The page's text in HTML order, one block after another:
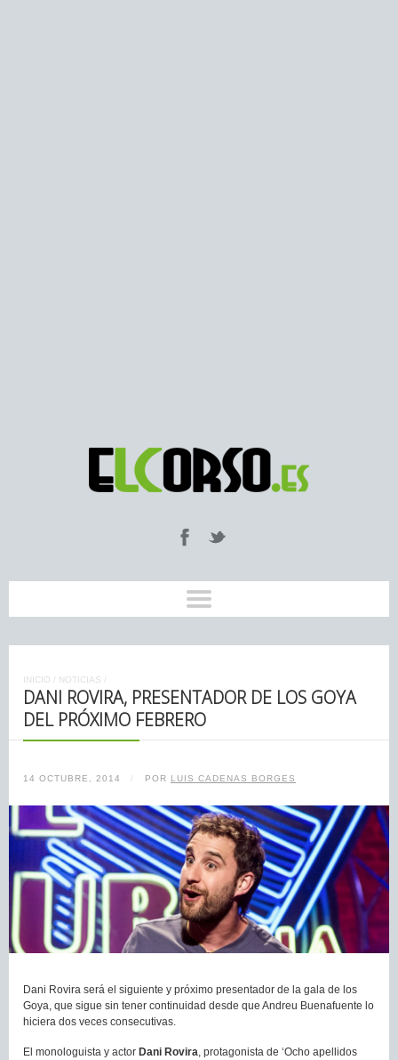
INICIO / NOTICIAS /
DANI ROVIRA, PRESENTADOR DE LOS GOYA
DEL PRÓXIMO FEBRERO
14 OCTUBRE, 2014 / POR LUIS CADENAS BORGES
Dani Rovira será el siguiente y próximo presentador de la gala de los
Goya, que sigue sin tener continuidad desde que Andreu Buenafuente lo
hiciera dos veces consecutivas.
El monologuista y actor Dani Rovira, protagonista de ‘Ocho apellidos